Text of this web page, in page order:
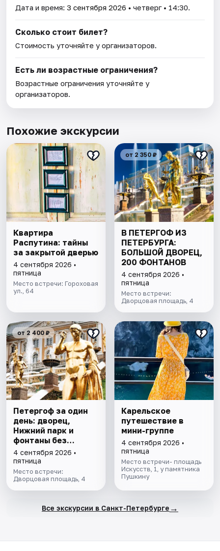
Дата и время:3 сентября 2026 • четверг • 14:30.
Сколько стоит билет?
Стоимость уточняйте у организаторов.
Есть ли возрастные ограничения?
Возрастные ограничения уточняйте у
организаторов.
Похожие экскурсии
Квартира
Распутина: тайны
за закрытой дверью
4 сентября 2026 •
пятница
Место встречи: Гороховая
ул., 64
от 2 350 ₽
В ПЕТЕРГОФ ИЗ
ПЕТЕРБУРГА:
БОЛЬШОЙ ДВОРЕЦ,
200 ФОНТАНОВ
4 сентября 2026 •
пятница
Место встречи:
Дворцовая площадь, 4
от 2 400 ₽
Петергоф за один
день: дворец,
Нижний парк и
фонтаны без
очередей. Все
билеты включены
4 сентября 2026 •
пятница
Место встречи:
Дворцовая площадь, 4
Карельское
путешествие в
мини-группе
4 сентября 2026 •
пятница
Место встречи- площадь
Искусств, 1, у памятника
Пушкину
Все экскурсии в Санкт-Петербурге →